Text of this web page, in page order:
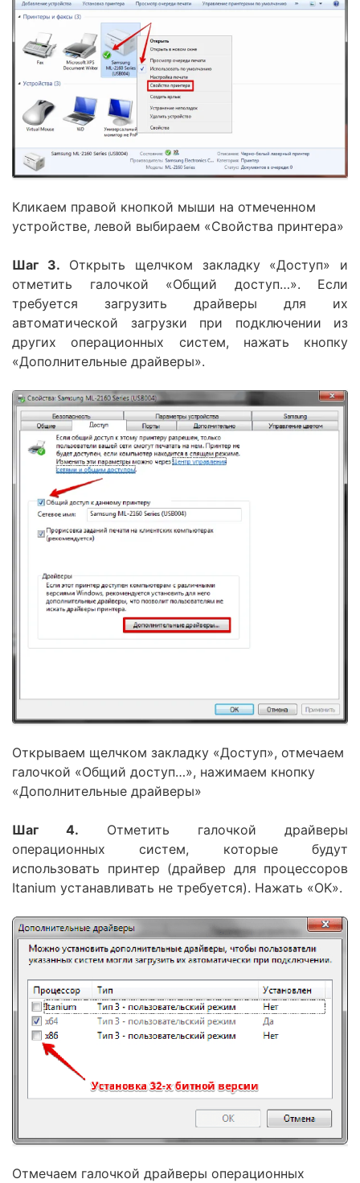
Кликаем правой кнопкой мыши на отмеченном
устройстве, левой выбираем «Свойства принтера»
Шаг 3. Открыть щелчком закладку «Доступ» и
отметить галочкой «Общий доступ…». Если
требуется загрузить драйверы для их
автоматической загрузки при подключении из
других операционных систем, нажать кнопку
«Дополнительные драйверы».
Открываем щелчком закладку «Доступ», отмечаем
галочкой «Общий доступ…», нажимаем кнопку
«Дополнительные драйверы»
Шаг 4. Отметить галочкой драйверы
операционных систем, которые будут
использовать принтер (драйвер для процессоров
Itanium устанавливать не требуется). Нажать «OK».
Отмечаем галочкой драйверы операционных